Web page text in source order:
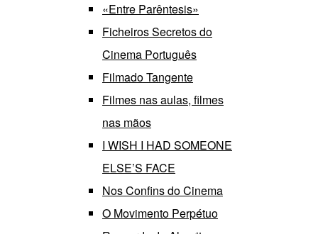
«Entre Parêntesis»
Ficheiros Secretos do
Cinema Português
Filmado Tangente
Filmes nas aulas, filmes
nas mãos
I WISH I HAD SOMEONE
ELSE’S FACE
Nos Confins do Cinema
O Movimento Perpétuo